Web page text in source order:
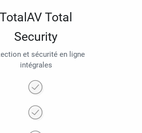
TotalAV Total
Security
et sécurité en ligne
intégrales